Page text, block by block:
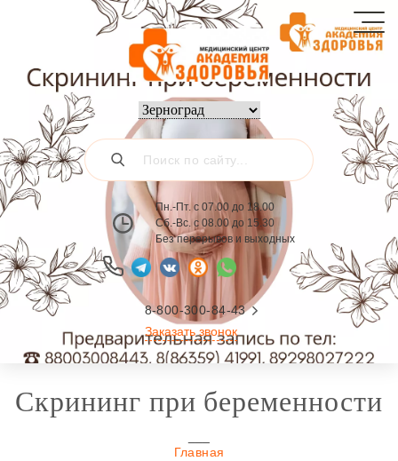
Пн.-Пт. с 07.00 до 18.00
Сб.-Вс. с 08.00 до 15.30
Без перерывов и выходных
8-800-300-84-43
Заказать звонок
Скрининг при беременности
Главная